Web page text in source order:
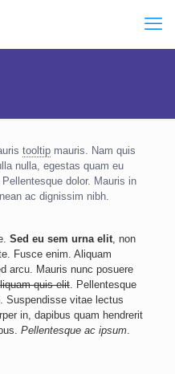
tooltipmauris. Nam quis
nulla, egestas quam eu
dolor. Mauris in
ac dignissim nibh.
Sed eu sem urna elit, non
Fusce enim. Aliquam
arcu. Mauris nunc posuere
quis elit. Pellentesque
Suspendisse vitae lectus
in, dapibus quam hendrerit
Pellentesque ac ipsum.